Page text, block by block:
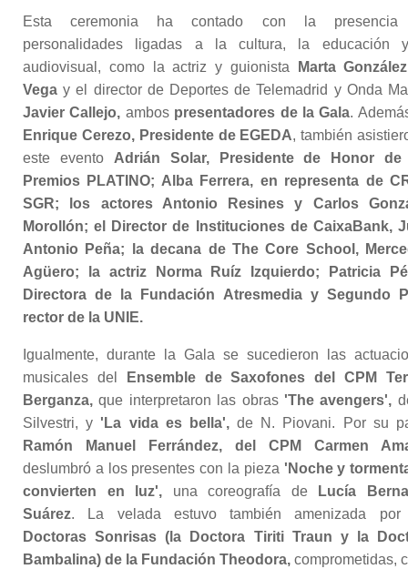
Esta ceremonia ha contado con la
personalidades ligadas a la cultura, la educación
audiovisual, como la actriz y guionista Marta
Vega y el director de Deportes de Telemadrid y Onda
Javier Callejo, ambos presentadores de la Gala.
Enrique Cerezo, Presidente de EGEDA, también
este evento Adrián Solar, Presidente de Honor
Premios PLATINO; Alba Ferrera, en representa de
SGR; los actores Antonio Resines y Carlos
Morollón; el Director de Instituciones de CaixaBank,
Antonio Peña; la decana de The Core School,
Agüero; la actriz Norma Ruíz Izquierdo; Patricia
Directora de la Fundación Atresmedia y Segundo
rector de la UNIE.
Igualmente, durante la Gala se sucedieron las
musicales del
Ensemble de Saxofones del CPM
Berganza,que interpretaron las obras 'The avengers',
Silvestri, y 'La vida es bella',de N. Piovani. Por su
Ramón Manuel Ferrández, del CPM Carmen
deslumbró a los presentes con la pieza 'Noche y
convierten en luz', una coreografía de
Lucía
Suárez. La velada estuvo también amenizada por
Doctoras Sonrisas (la Doctora Tiriti Traun y la
Bambalina) de la Fundación Theodora, comprometidas,